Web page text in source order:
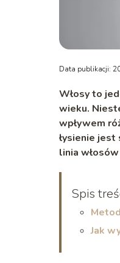
Data publikacji:
Włosy to
wieku.
wpływem
łysienie
linia
Spis
Jak